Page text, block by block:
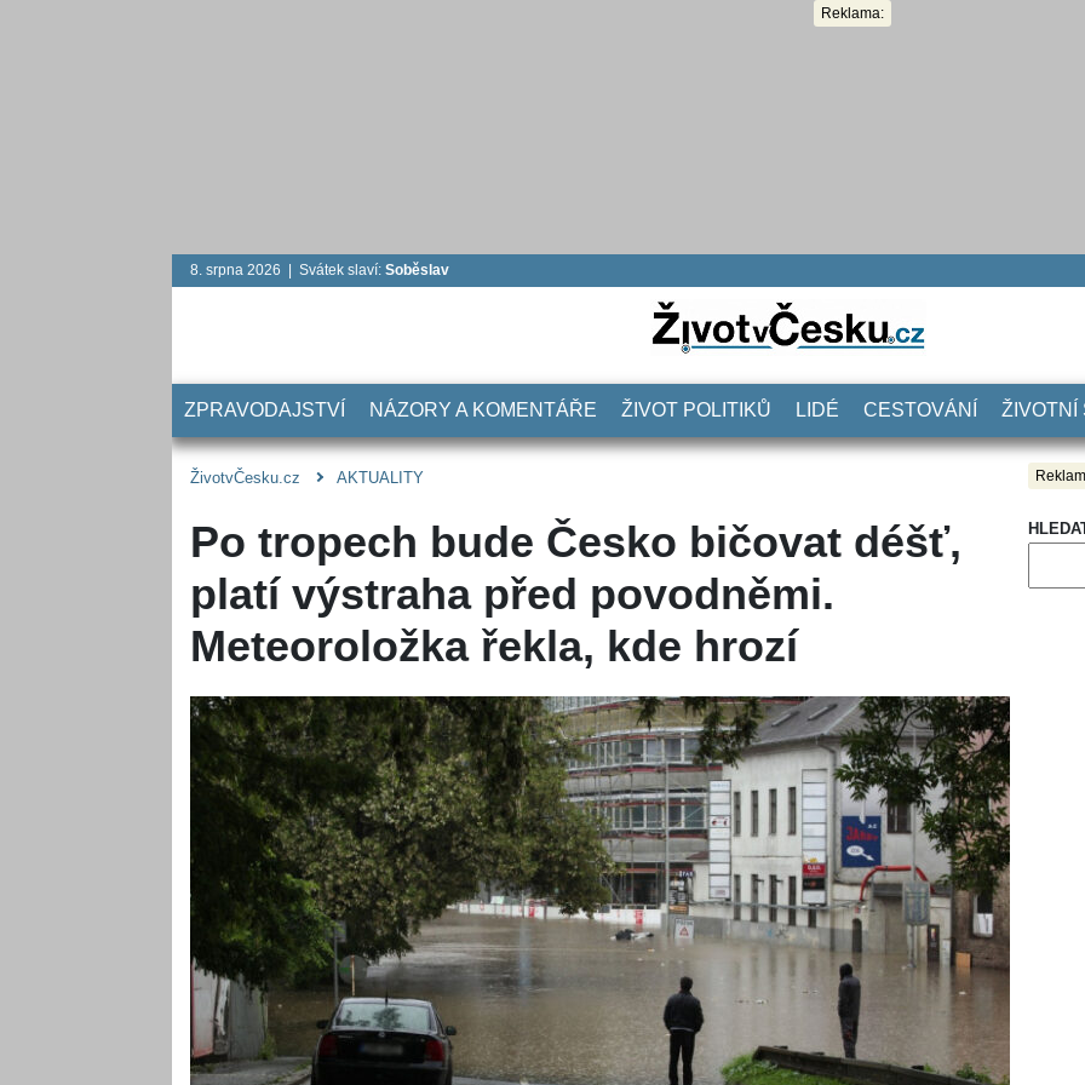
Reklama:
8. srpna 2026 | Svátek slaví: Soběslav
ZPRAVODAJSTVÍ NÁZORY A KOMENTÁŘE ŽIVOT POLITIKŮ LIDÉ CESTOVÁNÍ ŽIVOTNÍ
ŽivotvČesku.cz AKTUALITY
Po tropech bude Česko bičovat déšť,
platí výstraha před povodněmi.
Meteoroložka řekla, kde hrozí